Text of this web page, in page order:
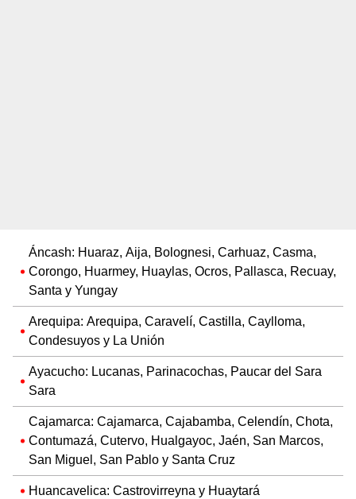
Áncash: Huaraz, Aija, Bolognesi, Carhuaz, Casma,
Corongo, Huarmey, Huaylas, Ocros, Pallasca, Recuay,
Santa y Yungay
Arequipa: Arequipa, Caravelí, Castilla, Caylloma,
Condesuyos y La Unión
Ayacucho: Lucanas, Parinacochas, Paucar del Sara
Sara
Cajamarca: Cajamarca, Cajabamba, Celendín, Chota,
Contumazá, Cutervo, Hualgayoc, Jaén, San Marcos,
San Miguel, San Pablo y Santa Cruz
Huancavelica: Castrovirreyna y Huaytará